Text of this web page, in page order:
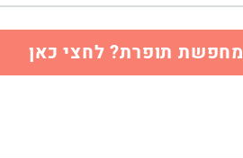
מחפשת תופרת? לחצי כאן